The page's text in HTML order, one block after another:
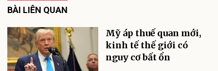
BÀI LIÊN QUAN
Mỹ áp thuế quan mới,
kinh tế thế giới có
nguy cơ bất ổn